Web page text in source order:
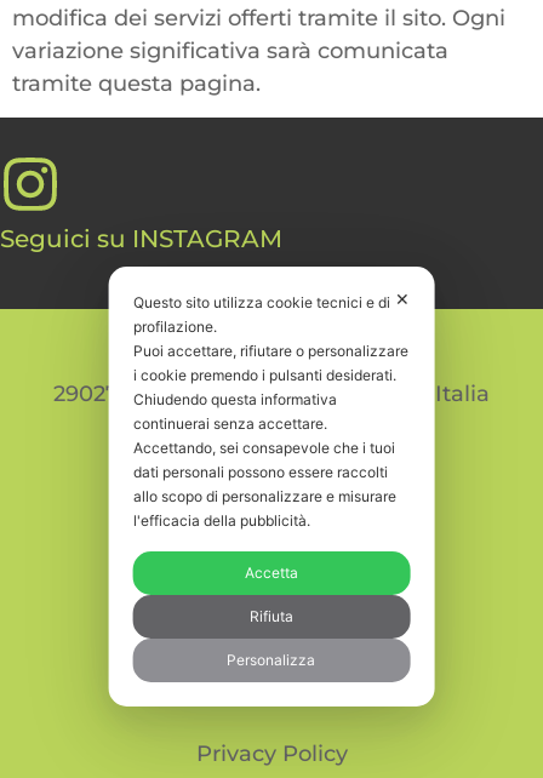
modifica dei servizi offerti tramite il sito. Ogni
variazione significativa sarà comunicata
tramite questa pagina.
Seguici su INSTAGRAM
Via Colombo 85
29027 San Polo di Podenzano (PC) Italia
Tel.:+39 0523 070356
E-mail:info@inwoodgroup.it
P.IVA: PC 01819210335
n. REA: PC-193765
Privacy Policy
✕
Questo sito utilizza cookie tecnici e di
profilazione.
Puoi accettare, rifiutare o personalizzare
i cookie premendo i pulsanti desiderati.
Chiudendo questa informativa
continuerai senza accettare.
Accettando, sei consapevole che i tuoi
dati personali possono essere raccolti
allo scopo di personalizzare e misurare
l'efficacia della pubblicità.
Accetta
Rifiuta
Personalizza